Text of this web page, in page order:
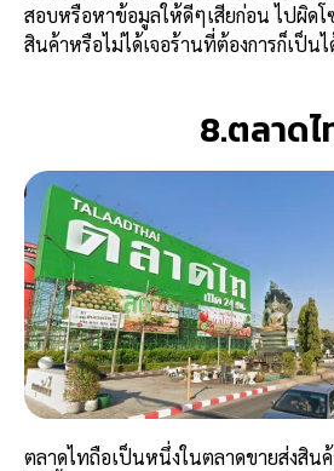
สอบหรือหาข้อมูลให้ดีๆเสียก่อน ไปผิดโ
สินค้าหรือไม่ได้เจอร้านที่ต้องการก็เป็นไ
8.ตลาดไ
ตลาดไทถือเป็นหนึ่งในตลาดขายส่งสิน